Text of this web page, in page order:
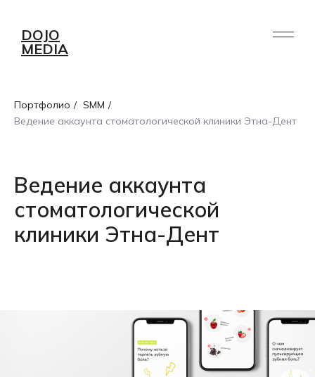
СТАЖИРОВКА
DOJO
MEDIA
БЛОГ
Портфолио / SMM /
Ведение аккаунта стоматологической клиники Этна-Дент
Ведение аккаунта
стоматологической
клиники Этна-Дент